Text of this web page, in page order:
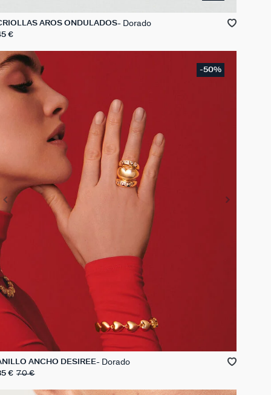
AROS ONDULADOS Dorado
€
-50%
ANCHO DESIREE Dorado
€ 70 €